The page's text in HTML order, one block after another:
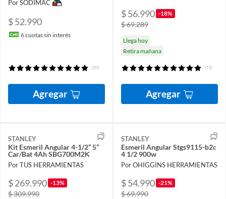
Por SODIMAC
$ 52.990
6cuotas sin interés
(20)
Agregar
$ 56.990 -18%
$ 69.289
Llega hoy
Retira mañana
(13)
Agregar
STANLEY
Kit Esmeril Angular 4-1/2” 5”
Car/Bat 4Ah SBG700M2K
Por TUS HERRAMIENTAS
$ 269.990 -13%
$ 309.990
STANLEY
Esmeril Angular Stgs9115-b2c
4 1/2 900w
Por OHIGGINS HERRAMIENTAS
$ 54.990 -21%
$ 69.990